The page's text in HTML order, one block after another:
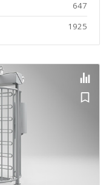
647
1925